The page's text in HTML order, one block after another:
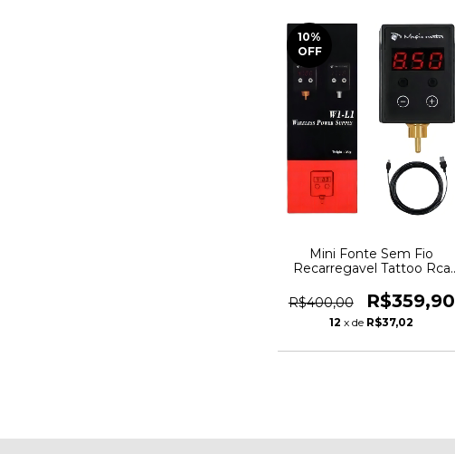
10%
OFF
Mini Fonte Sem Fio
Recarregavel Tattoo Rca
R$400,00
R$359,90
12 x de R$37,02